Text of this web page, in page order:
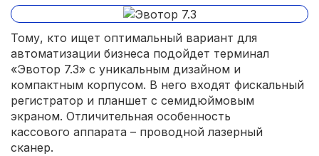
Тому, кто ищет оптимальный вариант для
автоматизации бизнеса подойдет терминал
«Эвотор 7.3» с уникальным дизайном и
компактным корпусом. В него входят фискальный
регистратор и планшет с семидюймовым
экраном. Отличительная особенность
кассового аппарата – проводной лазерный
сканер.